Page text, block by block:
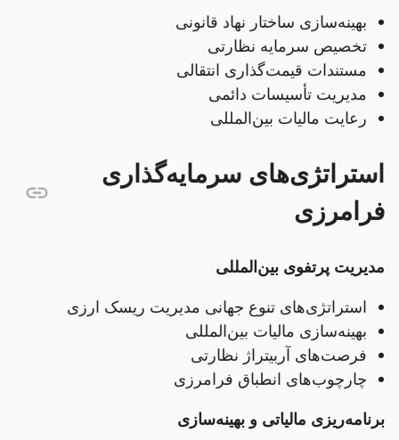
بهینه‌سازی ساختار نهاد قانونی
تخصیص سرمایه نظارتی
مستندات قیمت‌گذاری انتقالی
مدیریت تأسیسات دائمی
رعایت مالیات بین‌المللی
استراتژی‌های سرمایه‌گذاری
فرامرزی
مدیریت پرتفوی بین‌المللی
استراتژی‌های تنوع جهانی مدیریت ریسک ارزی
بهینه‌سازی مالیات بین‌المللی
فرصت‌های آربیتراژ نظارتی
چارچوب‌های انطباق فرامرزی
برنامه‌ریزی مالیاتی و بهینه‌سازی